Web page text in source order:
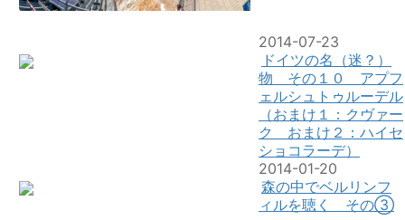
2014-07-23
ドイツの名（迷？）
物 その１０ アプフ
ェルシュトゥルーデル
（おまけ１：クヴァー
ク おまけ２：ハイセ
ショコラーデ）
2014-01-20
森の中でベルリンフ
ィルを聴く その③